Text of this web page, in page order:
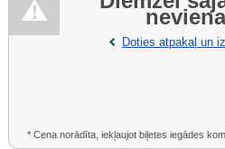
Doties atpakaļ un
* Cena norādīta, iekļaujot biļetes iegādes